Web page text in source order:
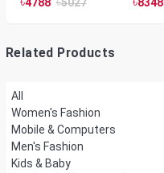
Related Products
All
Women's Fashion
Mobile & Computers
Men's Fashion
Kids & Baby